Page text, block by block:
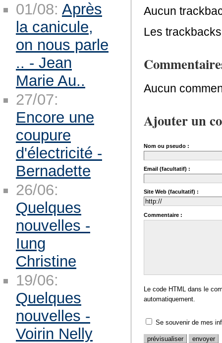
Aucun
Les
Aucun
Ajouter un
Nom ou pseudo :
Email (facultatif) :
Site Web (facultatif) :
Commentaire :
Le code HTML dans le
automatiquement.
Se souvenir de mes
01/08: Après
la canicule,
on nous parle
.. - Jean
Marie Au..
27/07:
Encore une
coupure
d'électricité -
Bernadette
26/06:
Quelques
nouvelles -
Iung
Christine
19/06:
Quelques
nouvelles -
Voirin Nelly